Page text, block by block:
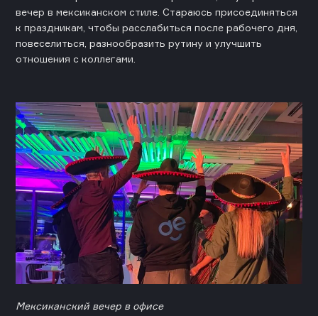
вечер в мексиканском стиле. Стараюсь присоединяться
к праздникам, чтобы расслабиться после рабочего дня,
повеселиться, разнообразить рутину и улучшить
отношения с коллегами.
Мексиканский вечер в офисе